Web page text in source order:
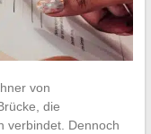
von
die
verbindet. Dennoch